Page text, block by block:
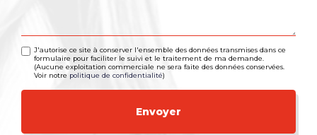
J'autorise ce site à conserver l'ensemble des données transmises dans ce
formulaire pour faciliter le suivi et le traitement de ma demande.
(Aucune exploitation commerciale ne sera faite des données conservées.
Voir notre politique de confidentialité)